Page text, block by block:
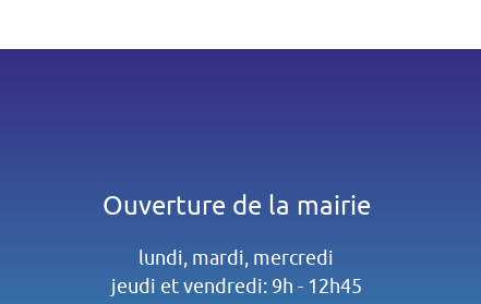
Ouverture de la mairie
lundi, mardi, mercredi
jeudi et vendredi: 9h - 12h45